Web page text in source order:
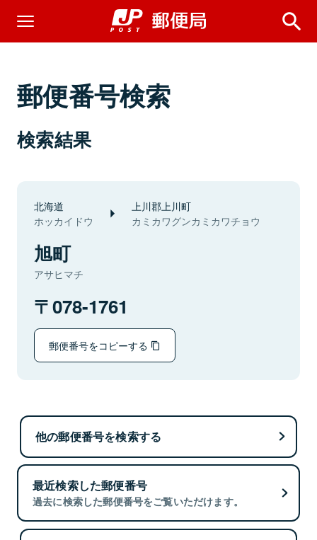
郵便番号検索
検索結果
北海道
ホッカイドウ
上川郡上川町
カミカワグンカミカワチョウ
旭町
アサヒマチ
078-1761
郵便番号をコピーする
他の郵便番号を検索する
最近検索した郵便番号
過去に検索した郵便番号をご覧いただけます。